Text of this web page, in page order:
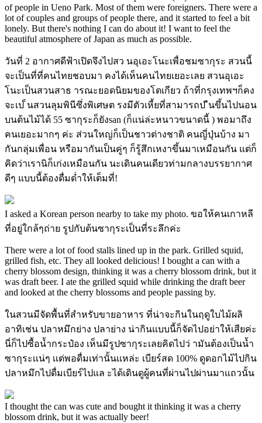
of people in Ueno Park. Most of them were foreigners. There were a
lot of couples and groups of people there, and it started to feel a bit
lonely. But there's nothing I can do about it! I want to feel the
beautiful atmosphere of Japan as much as possible.
วันที่ 2 อากาศดีฟ้าเปิดจึงไปสว นอุเอะโนะเพื่อชมซากุระ สวนนี้
จะเป็นที่ที่คนไทยชอบมา คงได้เห็นคนไทยเยอะเลย สวนอุเอะ
โนะเป็นสวนสาธ ารณะยอดนิยมของโตเกียว ถ้าที่กรุงเทพฯก็คง
จะเป ็นสวนลุมพินีซึ่งพิเศษต รงมีตัวเหี้ยที่สามารถป ืนขึ้นไปนอน
บนต้นไม้ได้ 55 ซากุระก็ยังsan (ก็แน่ล่ะหนาวขนาดนี้ ) พอมาถึง
คนเยอะมากๆ ค่ะ ส่วนใหญ่ก็เป็นชาวต่างชาติ คนญี่ปุ่นบ้าง มา
กันกลุ่มเพื่อน หรือมากันเป็นคู่ๆ ก็รู้สึกเหงาขึ้นมาเหมือนกัน แต่ก็
คิดว่าเรานิก็เก่งเหมือนกัน นะเดินคนเดียวท่ามกลางบรรยากาศ
ดีๆ แบบนี้ต้องดื่มด่ำให้เต็มที่!
I asked a Korean person nearby to take my photo. ขอให้คนเกาหลี
ที่อยู่ใกล้ๆถ่าย รูปกับต้นซากุระเป็นที่ระลึกค่ะ
There were a lot of food stalls lined up in the park. Grilled squid,
grilled fish, etc. They all looked delicious! I bought a can with a
cherry blossom design, thinking it was a cherry blossom drink, but it
was draft beer. I ate the grilled squid while drinking the draft beer
and looked at the cherry blossoms and people passing by.
ในสวนมีจัดพื้นที่สำหรับขายอาหาร ที่น่าจะกินในฤดูใบไม้ผลิ
อาทิเช่น ปลาหมึกย่าง ปลาย่าง น่ากินแบบนี้ก็จัดไปอย่าให้เสียค่ะ
นี่ก็ไปซื้อน้ำกระป๋อง เห็นมีรูปซากุระเลยคิดไปว่ ามันต้องเป็นน้ำ
ซากุระเเน่ๆ เเต่พอดื่มเท่านั้นเเหล่ะ เบียร์สด 100% ดูดอกไม้ไปกิน
ปลาหมึกไปดื่มเบียร์ไปแล ะได้เดินดูผู้คนที่ผ่านไปผ่านมาแถวนั้น
I thought the can was cute and bought it thinking it was a cherry
blossom drink, but it was actually beer!